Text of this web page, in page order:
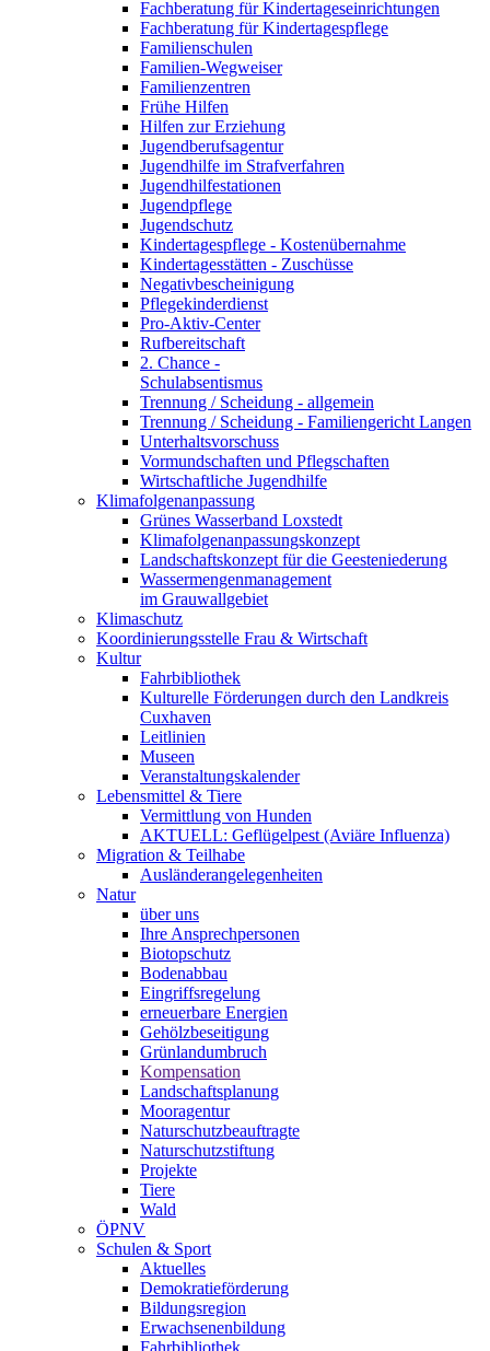
Fachberatung für Kindertageseinrichtungen
Fachberatung für Kindertagespflege
Familienschulen
Familien-Wegweiser
Familienzentren
Frühe Hilfen
Hilfen zur Erziehung
Jugendberufsagentur
Jugendhilfe im Strafverfahren
Jugendhilfestationen
Jugendpflege
Jugendschutz
Kindertagespflege - Kostenübernahme
Kindertagesstätten - Zuschüsse
Negativbescheinigung
Pflegekinderdienst
Pro-Aktiv-Center
Rufbereitschaft
2. Chance -
Schulabsentismus
Trennung / Scheidung - allgemein
Trennung / Scheidung - Familiengericht Langen
Unterhaltsvorschuss
Vormundschaften und Pflegschaften
Wirtschaftliche Jugendhilfe
Klimafolgenanpassung
Grünes Wasserband Loxstedt
Klimafolgenanpassungskonzept
Landschaftskonzept für die Geesteniederung
Wassermengenmanagement
im Grauwallgebiet
Klimaschutz
Koordinierungsstelle Frau & Wirtschaft
Kultur
Fahrbibliothek
Kulturelle Förderungen durch den Landkreis
Cuxhaven
Leitlinien
Museen
Veranstaltungskalender
Lebensmittel & Tiere
Vermittlung von Hunden
AKTUELL: Geflügelpest (Aviäre Influenza)
Migration & Teilhabe
Ausländerangelegenheiten
Natur
über uns
Ihre Ansprechpersonen
Biotopschutz
Bodenabbau
Eingriffsregelung
erneuerbare Energien
Gehölzbeseitigung
Grünlandumbruch
Kompensation
Landschaftsplanung
Mooragentur
Naturschutzbeauftragte
Naturschutzstiftung
Projekte
Tiere
Wald
ÖPNV
Schulen & Sport
Aktuelles
Demokratieförderung
Bildungsregion
Erwachsenenbildung
Fahrbibliothek